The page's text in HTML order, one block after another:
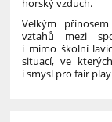
horský vzduch.
Velkým
vztahů mezi
i mimo školní
situací, ve
i smysl pro fair